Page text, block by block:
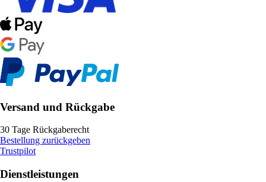
Versand und Rückgabe
30 Tage Rückgaberecht
Bestellung zurückgeben
Trustpilot
Dienstleistungen